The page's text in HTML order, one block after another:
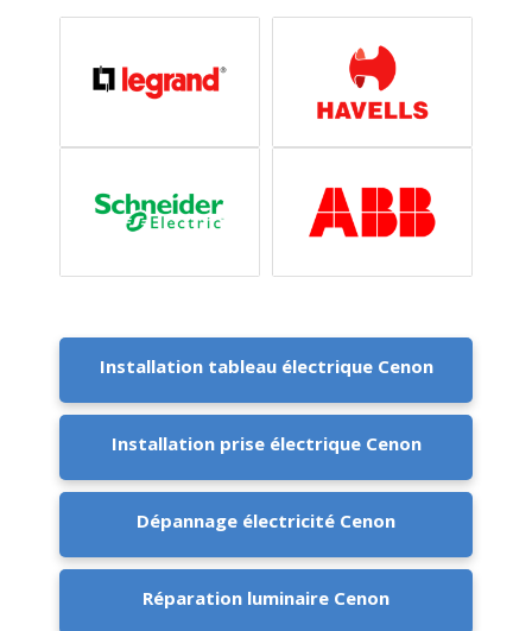
Installation tableau électrique Cenon
Installation prise électrique Cenon
Dépannage électricité Cenon
Réparation luminaire Cenon